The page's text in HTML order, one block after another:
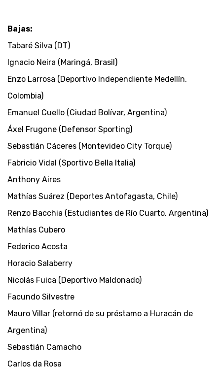
Bajas:
Tabaré Silva (DT)
Ignacio Neira (Maringá, Brasil)
Enzo Larrosa (Deportivo Independiente Medellín,
Colombia)
Emanuel Cuello (Ciudad Bolívar, Argentina)
Áxel Frugone (Defensor Sporting)
Sebastián Cáceres (Montevideo City Torque)
Fabricio Vidal (Sportivo Bella Italia)
Anthony Aires
Mathías Suárez (Deportes Antofagasta, Chile)
Renzo Bacchia (Estudiantes de Río Cuarto, Argentina)
Mathías Cubero
Federico Acosta
Horacio Salaberry
Nicolás Fuica (Deportivo Maldonado)
Facundo Silvestre
Mauro Villar (retornó de su préstamo a Huracán de
Argentina)
Sebastián Camacho
Carlos da Rosa